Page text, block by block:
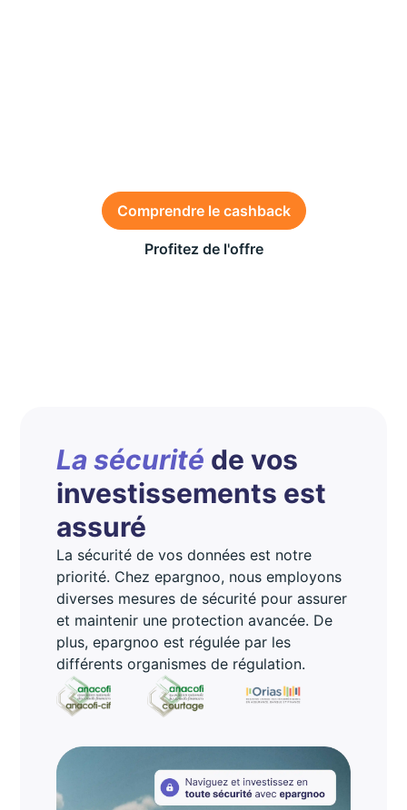
Comprendre le cashback
Profitez de l'offre
La sécurité de vos
investissements est
assuré
La sécurité de vos données est notre
priorité. Chez epargnoo, nous employons
diverses mesures de sécurité pour assurer
et maintenir une protection avancée. De
plus, epargnoo est régulée par les
différents organismes de régulation.